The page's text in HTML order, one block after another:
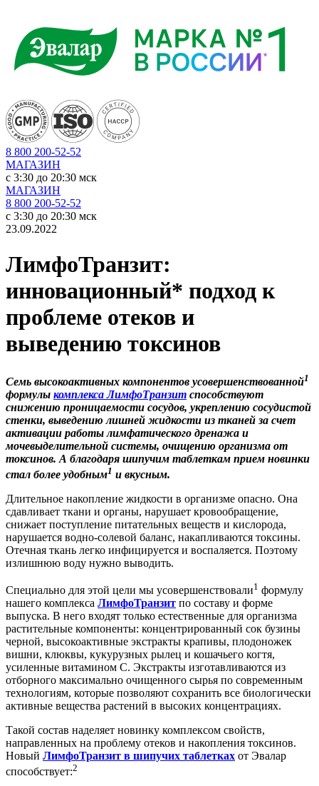
8 800 200-52-52
МАГАЗИН
c 3:30 до 20:30 мск
МАГАЗИН
8 800 200-52-52
c 3:30 до 20:30 мск
23.09.2022
ЛимфоТранзит:
инновационный* подход к
проблеме отеков и
выведению токсинов
Семь высокоактивных компонентов усовершенствованной1
формулы комплекса ЛимфоТранзит способствуют
снижению проницаемости сосудов, укреплению сосудистой
стенки, выведению лишней жидкости из тканей за счет
активации работы лимфатического дренажа и
мочевыделительной системы, очищению организма от
токсинов. А благодаря шипучим таблеткам прием новинки
стал более удобным1 и вкусным.
Длительное накопление жидкости в организме опасно. Она
сдавливает ткани и органы, нарушает кровообращение,
снижает поступление питательных веществ и кислорода,
нарушается водно-солевой баланс, накапливаются токсины.
Отечная ткань легко инфицируется и воспаляется. Поэтому
излишнюю воду нужно выводить.
Специально для этой цели мы усовершенствовали1 формулу
нашего комплекса ЛимфоТранзит по составу и форме
выпуска. В него входят только естественные для организма
растительные компоненты: концентрированный сок бузины
черной, высокоактивные экстракты крапивы, плодоножек
вишни, клюквы, кукурузных рылец и кошачьего когтя,
усиленные витамином С. Экстракты изготавливаются из
отборного максимально очищенного сырья по современным
технологиям, которые позволяют сохранить все биологически
активные вещества растений в высоких концентрациях.
Такой состав наделяет новинку комплексом свойств,
направленных на проблему отеков и накопления токсинов.
Новый ЛимфоТранзит в шипучих таблетках от Эвалар
способствует:2